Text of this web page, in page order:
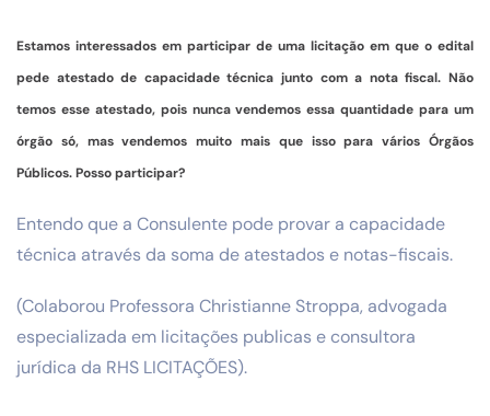
Estamos interessados em participar de uma licitação em que o edital
pede atestado de capacidade técnica junto com a nota fiscal. Não
temos esse atestado, pois nunca vendemos essa quantidade para um
órgão só, mas vendemos muito mais que isso para vários Órgãos
Públicos. Posso participar?
Entendo que a Consulente pode provar a capacidade
técnica através da soma de atestados e notas-fiscais.
(Colaborou Professora Christianne Stroppa, advogada
especializada em licitações publicas e consultora
jurídica da RHS LICITAÇÕES).